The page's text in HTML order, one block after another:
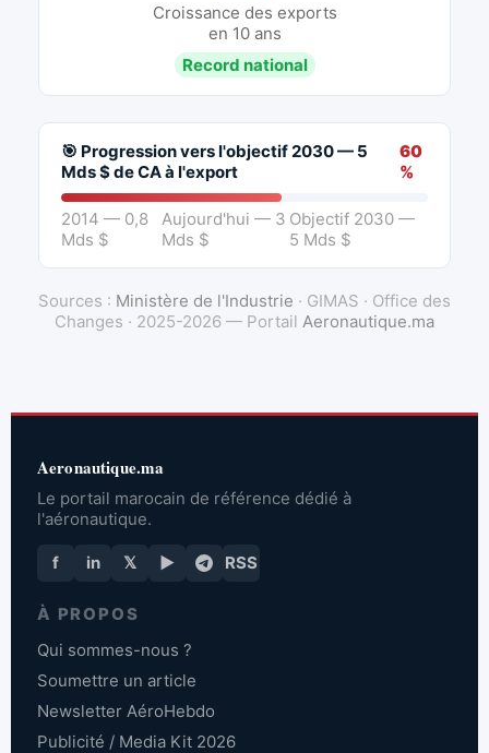
Croissance des exports
en 10 ans
Record national
🎯 Progression vers l'objectif 2030 — 5
Mds $ de CA à l'export
60
%
2014 — 0,8
Mds $
Aujourd'hui — 3
Mds $
Objectif 2030 —
5 Mds $
Sources : Ministère de l'Industrie · GIMAS · Office des
Changes · 2025-2026 — Portail Aeronautique.ma
Aeronautique.ma
Le portail marocain de référence dédié à
l'aéronautique.
f in 𝕏 ▶ RSS
À PROPOS
Qui sommes-nous ?
Soumettre un article
Newsletter AéroHebdo
Publicité / Media Kit 2026